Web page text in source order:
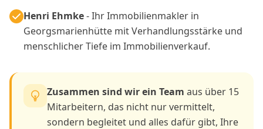
Henri Ehmke- Ihr Immobilienmakler in
Georgsmarienhütte mit Verhandlungsstärke und
menschlicher Tiefe im Immobilienverkauf.
Zusammen sind wir ein Team aus über 15
Mitarbeitern, das nicht nur vermittelt,
sondern begleitet und alles dafür gibt, Ihre